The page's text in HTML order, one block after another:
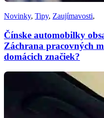
Novinky, Tipy, Zaujímavosti,
Čínske automobilky
Záchrana pracovných
domácich značiek?